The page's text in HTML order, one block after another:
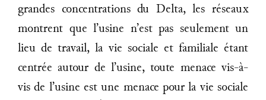
grandes concentrations du Delta, les réseaux
montrent que l’usine n’est pas seulement un
lieu de travail, la vie sociale et familiale étant
centrée autour de l’usine, toute menace vis-à-
vis de l’usine est une menace pour la vie sociale